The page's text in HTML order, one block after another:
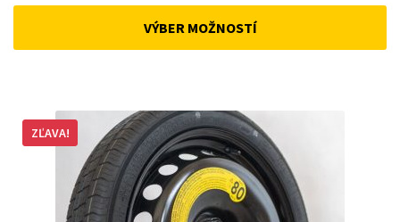
was:
VÝBER MOŽNOSTÍ
ZĽAVA!